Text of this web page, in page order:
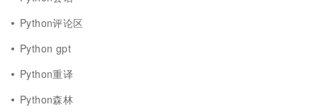
Python评论区
Python gpt
Python重译
Python森林